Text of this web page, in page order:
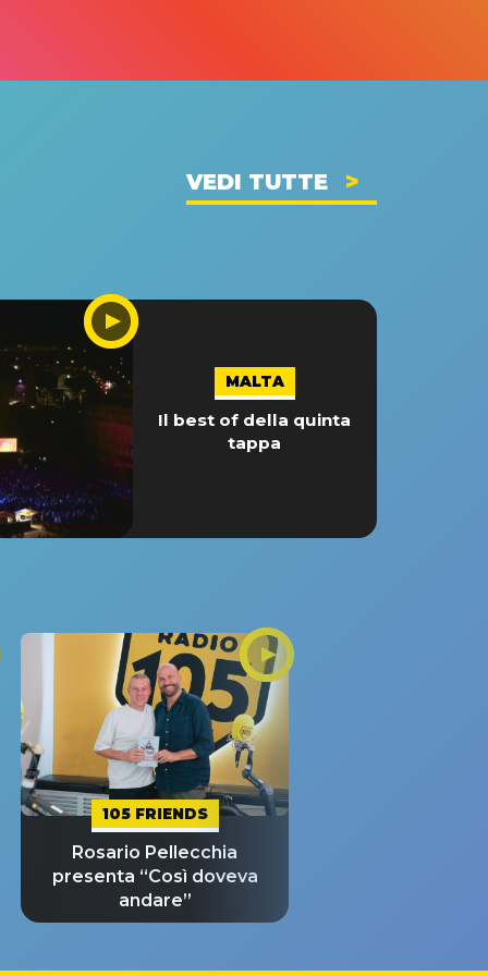
VEDI TUTTE
MALTA
Il best of della quinta
tappa
105 FRIENDS
Rosario Pellecchia
presenta “Così doveva
andare”